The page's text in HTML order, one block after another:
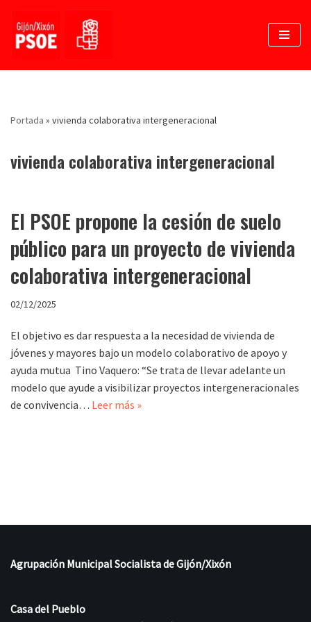
Saltar
contenido
Portada » vivienda colaborativa intergeneracional
vivienda colaborativa intergeneracional
El PSOE propone la cesión de suelo
público para un proyecto de vivienda
colaborativa intergeneracional
02/12/2025
El objetivo es dar respuesta a la necesidad de vivienda de
jóvenes y mayores bajo un modelo colaborativo de apoyo y
ayuda mutua Tino Vaquero: “Se trata de llevar adelante un
modelo que ayude a visibilizar proyectos intergeneracionales
de convivencia… Leer más »
Agrupación Municipal Socialista de Gijón/Xixón
Casa del Pueblo